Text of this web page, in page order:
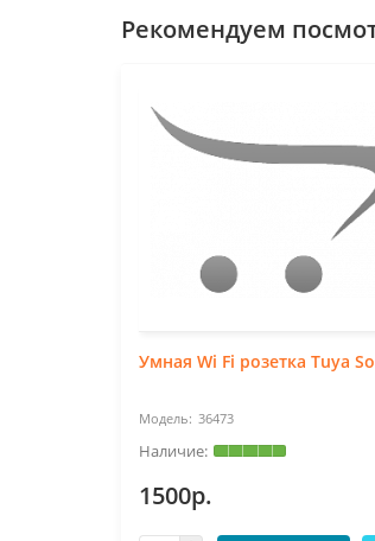
Рекомендуем
Умная Wi Fi розетка Tuya
36473
1500р.